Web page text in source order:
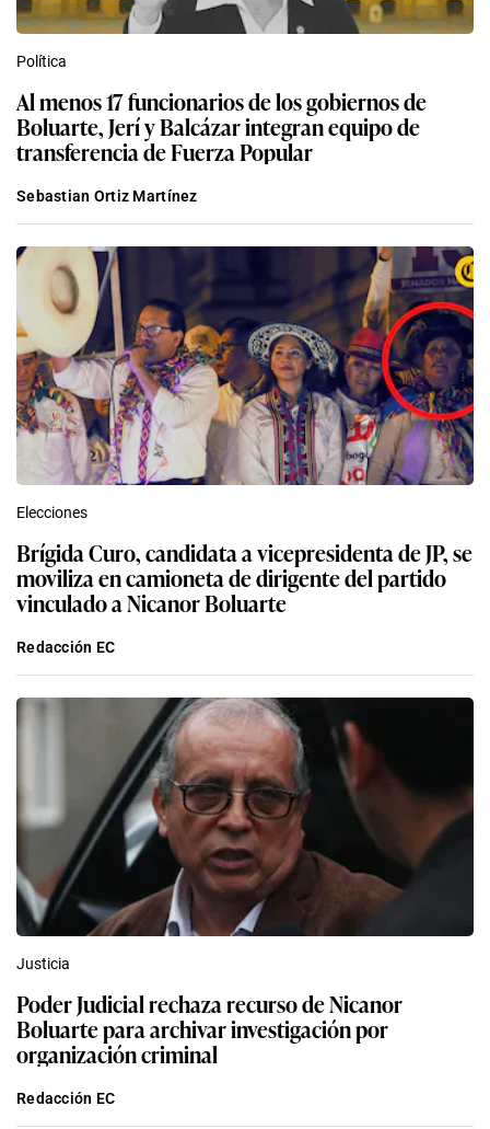
Al menos 17 funcionarios de los gobiernos de
Boluarte, Jerí y Balcázar integran equipo de
transferencia de Fuerza Popular
Sebastian Ortiz Martínez
Elecciones
Brígida Curo, candidata a vicepresidenta de JP, se
moviliza en camioneta de dirigente del partido
vinculado a Nicanor Boluarte
Redacción EC
Justicia
Poder Judicial rechaza recurso de Nicanor
Boluarte para archivar investigación por
organización criminal
Redacción EC